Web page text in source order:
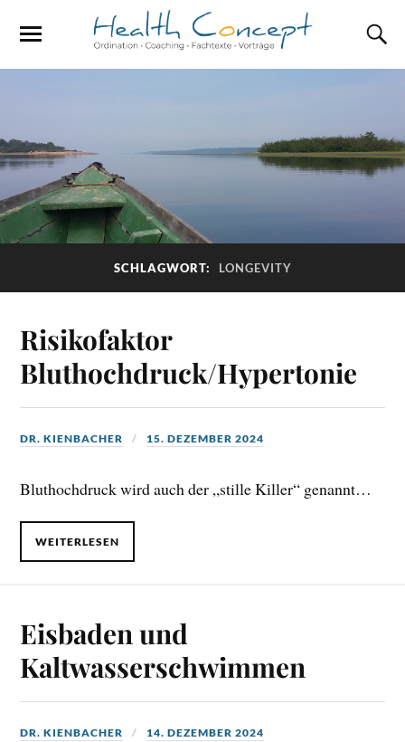
SCHLAGWORT: LONGEVITY
Risikofaktor
Bluthochdruck/Hypertonie
DR. KIENBACHER 15. DEZEMBER 2024
Bluthochdruck wird auch der „stille Killer“ genannt…
WEITERLESEN
Eisbaden und
Kaltwasserschwimmen
DR. KIENBACHER 14. DEZEMBER 2024